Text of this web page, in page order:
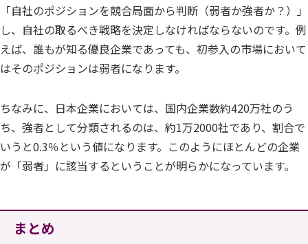
「自社のポジションを競合局面から判断（弱者か強者か？）」
し、自社の取るべき戦略を決定しなければならないのです。例
えば、誰もが知る優良企業であっても、初参入の市場において
はそのポジションは弱者になります。
ちなみに、日本企業においては、国内企業数約420万社のう
ち、強者として分類されるのは、約1万2000社であり、割合で
いうと0.3％という値になります。このようにほとんどの企業
が「弱者」に該当するということが明らかになっています。
まとめ